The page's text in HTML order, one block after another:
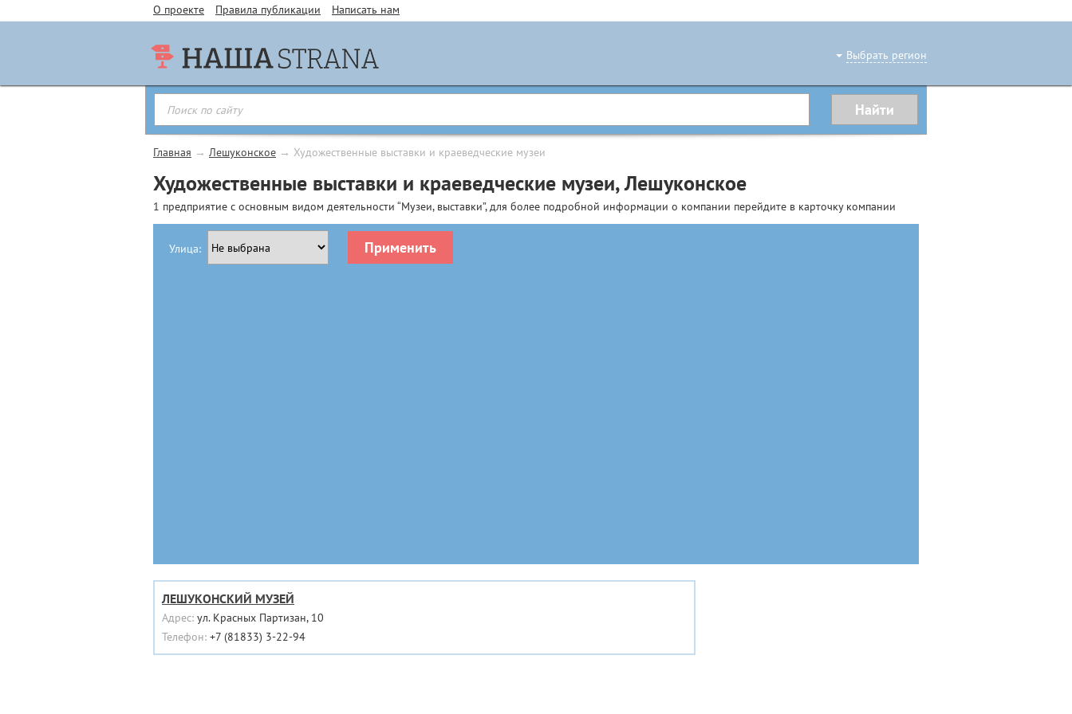
О проекте Правила публикации Написать нам
Выбрать регион
Главная → Лешуконское → Художественные выставки и краеведческие музеи
Художественные выставки и краеведческие музеи, Лешуконское
1 предприятие с основным видом деятельности “Музеи, выставки”, для более подробной информации о компании перейдите в карточку компании
Улица: Применить
ЛЕШУКОНСКИЙ МУЗЕЙ
Адрес: ул. Красных Партизан, 10
Телефон: +7 (81833) 3-22-94